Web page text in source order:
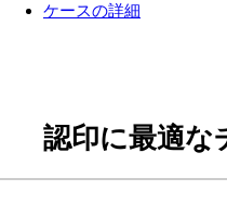
ケースの詳細
認印に最適な